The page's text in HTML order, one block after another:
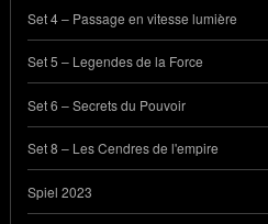
Set 4 – Passage en vitesse lumière
Set 5 – Legendes de la Force
Set 6 – Secrets du Pouvoir
Set 8 – Les Cendres de l'empire
Spiel 2023